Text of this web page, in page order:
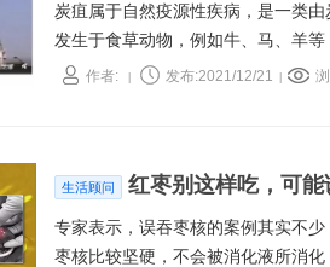
炭疽属于自然疫源性疾病，是一类
发生于食草动物，例如牛、马、羊
染。患者本身也可以成为传染源。
作者: 发布:2021/12/21
生活顾问 红枣别这样吃，可能
专家表示，误吞枣核的案例其实不少
枣核比较坚硬，不会被消化液所消